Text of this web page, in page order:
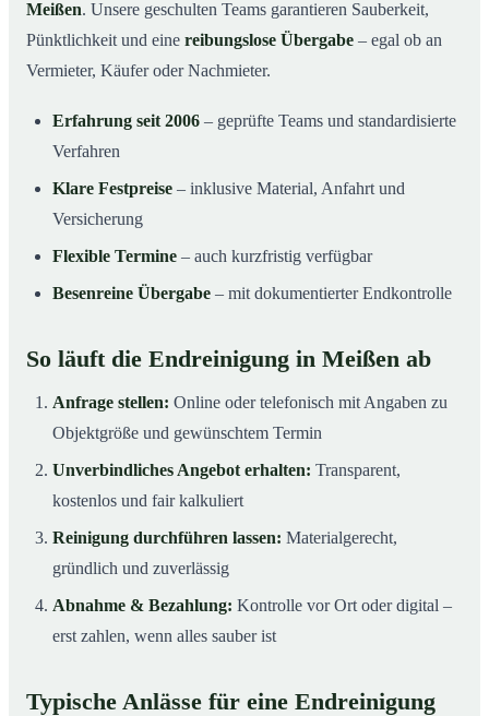
Meißen. Unsere geschulten Teams garantieren Sauberkeit,
Pünktlichkeit und eine reibungslose Übergabe – egal ob an
Vermieter, Käufer oder Nachmieter.
Erfahrung seit 2006 – geprüfte Teams und standardisierte
Verfahren
Klare Festpreise – inklusive Material, Anfahrt und
Versicherung
Flexible Termine – auch kurzfristig verfügbar
Besenreine Übergabe – mit dokumentierter Endkontrolle
So läuft die Endreinigung in Meißen ab
Anfrage stellen: Online oder telefonisch mit Angaben zu
Objektgröße und gewünschtem Termin
Unverbindliches Angebot erhalten: Transparent,
kostenlos und fair kalkuliert
Reinigung durchführen lassen: Materialgerecht,
gründlich und zuverlässig
Abnahme & Bezahlung: Kontrolle vor Ort oder digital –
erst zahlen, wenn alles sauber ist
Typische Anlässe für eine Endreinigung